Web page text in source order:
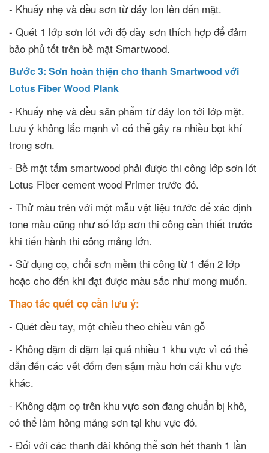
- Khuấy nhẹ và đều sơn từ đáy lon lên đến mặt.
- Quét 1 lớp sơn lót với độ dày sơn thích hợp để đảm
bảo phủ tốt trên bề mặt Smartwood.
Bước 3: Sơn hoàn thiện cho thanh Smartwood với
Lotus Fiber Wood Plank
- Khuấy nhẹ và đều sản phẩm từ đáy lon tới lớp mặt.
Lưu ý không lắc mạnh vì có thể gây ra nhiều bọt khí
trong sơn.
- Bề mặt tấm smartwood phải được thi công lớp sơn lót
Lotus Fiber cement wood Primer trước đó.
- Thử màu trên với một mẫu vật liệu trước để xác định
tone màu cũng như số lớp sơn thi công cần thiết trước
khi tiến hành thi công mảng lớn.
- Sử dụng cọ, chổi sơn mềm thi công từ 1 đến 2 lớp
hoặc cho đến khi đạt được màu sắc như mong muốn.
Thao tác quét cọ cần lưu ý:
- Quét đều tay, một chiều theo chiều vân gỗ
- Không dặm đi dặm lại quá nhiều 1 khu vực vì có thể
dẫn đến các vết đốm đen sậm màu hơn cái khu vực
khác.
- Không dặm cọ trên khu vực sơn đang chuẩn bị khô,
có thể làm hỏng mảng sơn tại khu vực đó.
- Đối với các thanh dài không thể sơn hết thanh 1 lần